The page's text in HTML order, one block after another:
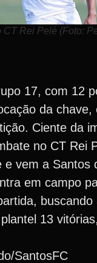
Rei Pelé (Foto:
17, com 12
da
Ciente da
no CT Rei
vem a
em campo
13
SantosFC